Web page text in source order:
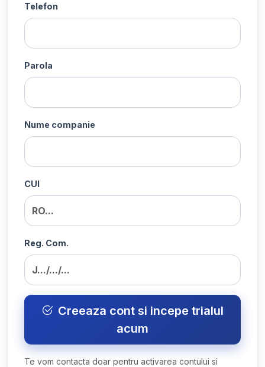
Telefon
Parola
Nume companie
CUI
Reg. Com.
Creeaza cont si incepe trialul
acum
Te vom contacta doar pentru activarea contului si